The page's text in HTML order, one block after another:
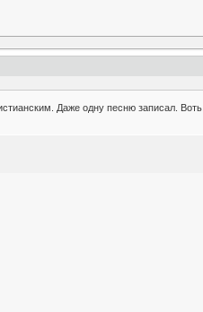
Даже одну песню записал. Воть.